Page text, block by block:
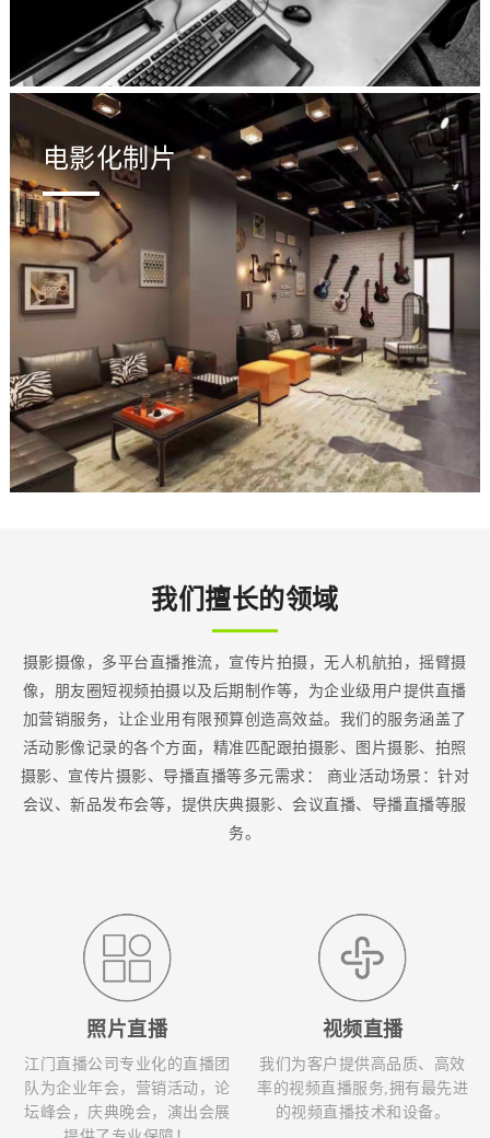
电影化制片
我们擅长的领域
摄影摄像，多平台直播推流，宣传片拍摄，无人机航拍，摇臂摄
像，朋友圈短视频拍摄以及后期制作等，为企业级用户提供直播
加营销服务，让企业用有限预算创造高效益。我们的服务涵盖了
活动影像记录的各个方面，精准匹配跟拍摄影、图片摄影、拍照
摄影、宣传片摄影、导播直播等多元需求： 商业活动场景：针对
会议、新品发布会等，提供庆典摄影、会议直播、导播直播等服
务。
照片直播
江门直播公司专业化的直播团
队为企业年会，营销活动，论
坛峰会，庆典晚会，演出会展
视频直播
我们为客户提供高品质、高效
率的视频直播服务,拥有最先进
的视频直播技术和设备。